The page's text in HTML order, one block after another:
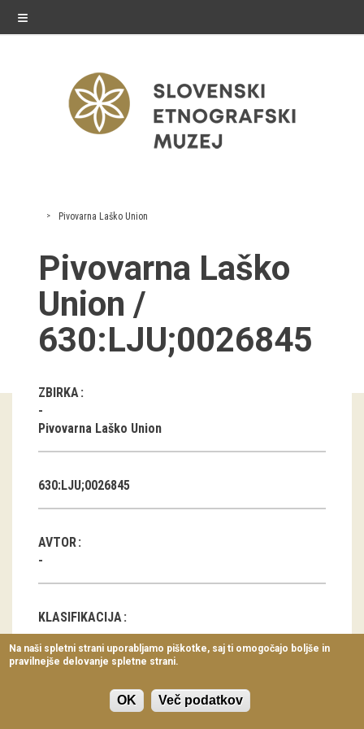
≡
razstave
Stalne razstave
Občasne razstave
Gostovanja
E-razstave
Virtualni sprehodi
Razstavni projekti
Napovednik
Arhiv razstav
Koledar dogodkov
Predavanja
Delavnice
Vodeni ogledi
Pivovarna Laško Union
Pivovarna Laško
Union /
630:LJU;0026845
ZBIRKA
Pivovarna Laško Union
630:LJU;0026845
AVTOR
KLASIFIKACIJA
Blagovna znamka
Na naši spletni strani uporabljamo piškotke, saj ti omogočajo boljše in
pravilnejše delovanje spletne strani.
OK Več podatkov